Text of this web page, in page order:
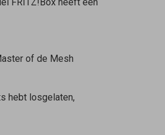
of de Mesh
hebt losgelaten,